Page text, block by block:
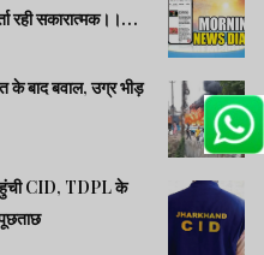
रही सकारात्मक।।
फिसड्डी।।संसद में
कई खबरें व वीडियो.
CID, TDPL के